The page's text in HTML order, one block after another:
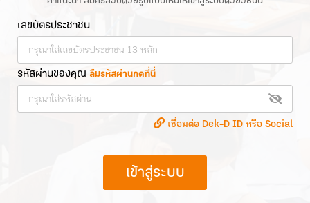
เลขบัตรประชาชน
รหัสผ่านของคุณ ลืมรหัสผ่านกดที่นี่
เชื่อมต่อ Dek-D ID หรือ Social
เข้าสู่ระบบ